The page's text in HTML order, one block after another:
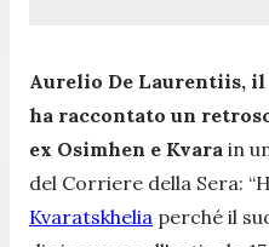
Aurelio De Laurentiis,
ha raccontato un
ex Osimhen e Kvara in
del Corriere della Sera:
Kvaratskhelia perché il